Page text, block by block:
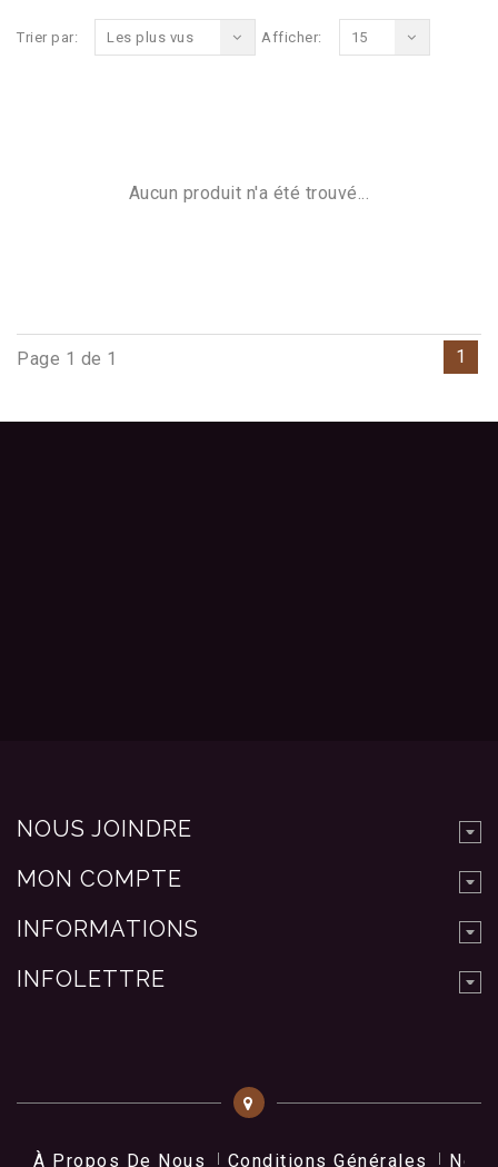
Trier par: Les plus vus Afficher: 15
Aucun produit n'a été trouvé...
Page 1 de 1 1
NOUS JOINDRE
MON COMPTE
INFORMATIONS
INFOLETTRE
À Propos De Nous Conditions Générales Nos